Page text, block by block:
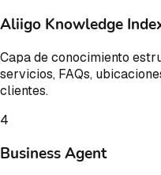
Aliigo Knowledge
Capa de conocimiento
servicios, FAQs,
clientes.
4
Business Agent